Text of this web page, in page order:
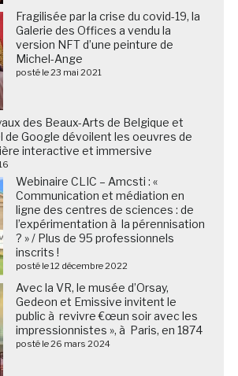
Fragilisée par la crise du covid-19, la
Galerie des Offices a vendu la
version NFT d’une peinture de
Michel-Ange
posté le 23 mai 2021
des Beaux-Arts de Belgique et
de Google dévoilent les oeuvres de
interactive et immersive
Webinaire CLIC – Amcsti : «
Communication et médiation en
ligne des centres de sciences : de
l’expérimentation à la pérennisation
? » / Plus de 95 professionnels
inscrits !
posté le 12 décembre 2022
Avec la VR, le musée d’Orsay,
Gedeon et Emissive invitent le
public à revivre €œun soir avec les
impressionnistes », à Paris, en 1874
posté le 26 mars 2024